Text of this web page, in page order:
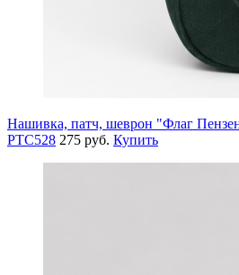
Нашивка, патч, шеврон "Флаг
PTC528 275 руб. Купить